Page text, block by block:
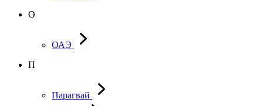
О
ОАЭ
П
Парагвай